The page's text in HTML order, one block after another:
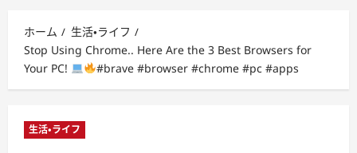
メ
ニ
ュ
ー
ホーム
生活・ライフ
Stop Using Chrome.. Here Are the 3 Best Browsers for
Your PC!
#brave #browser #chrome #pc #apps
生活・ライフ